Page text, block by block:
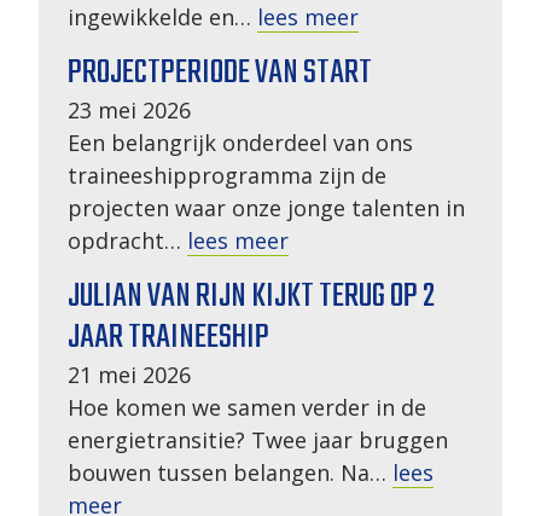
ingewikkelde en… lees meer
PROJECTPERIODE VAN START
23 mei 2026
Een belangrijk onderdeel van ons
traineeshipprogramma zijn de
projecten waar onze jonge talenten in
opdracht… lees meer
JULIAN VAN RIJN KIJKT TERUG OP 2
JAAR TRAINEESHIP
21 mei 2026
Hoe komen we samen verder in de
energietransitie? Twee jaar bruggen
bouwen tussen belangen. Na… lees
meer